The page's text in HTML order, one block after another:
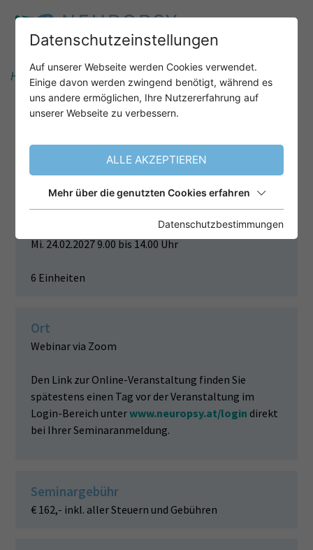
Home Unser Angebot
GRUNDLAGEN DER DIAGNOSTIK
NEUROKOGNITIVER
STÖRUNGEN/DEMENZEN
Mi. 24.02.2027 9.00 bis 14.00 Uhr
6 Einheiten
Ort
Webinar via Zoom
Den Link zur Online-Veranstaltung finden Sie
spätestens einen Tag vor der Veranstaltung im
Login-Bereich unterwww.neuropsy.at/login direkt
bei Ihrer Seminaranmeldung.
Seminargebühr
€ 162,- inkl. aller Steuern und Gebühren
Datenschutzeinstellungen
Auf unserer Webseite werden Cookies verwendet.
Einige davon werden zwingend benötigt, während es
uns andere ermöglichen, Ihre Nutzererfahrung auf
unserer Webseite zu verbessern.
ALLE AKZEPTIEREN
Mehr über die genutzten Cookies erfahren
Datenschutzbestimmungen